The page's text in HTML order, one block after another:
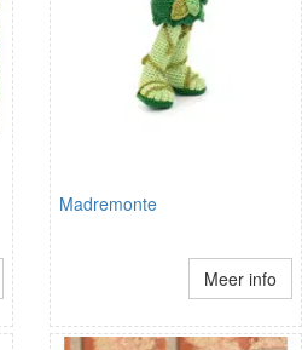
Madremonte
Meer info